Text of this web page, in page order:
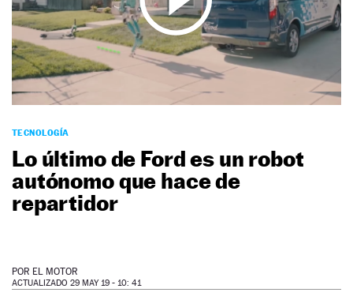
NEWSLETTER
SÍGUENOS
TECNOLOGÍA
Lo último de Ford es un robot
autónomo que hace de
repartidor
POR EL MOTOR
ACTUALIZADO 29 MAY 19 - 10: 41